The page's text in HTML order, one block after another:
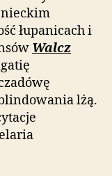
łupanicach i
Walcz
lżą.